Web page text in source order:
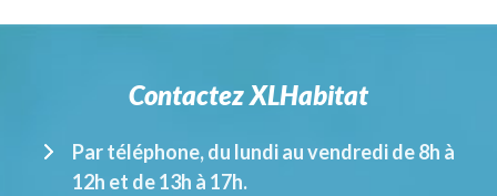
Contactez XLHabitat
Par téléphone, du lundi au vendredi de 8h à
12h et de 13h à 17h.